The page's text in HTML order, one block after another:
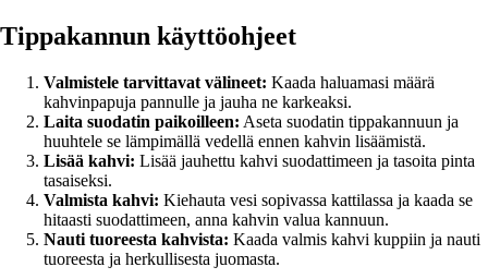
Tippakannun käyttöohjeet
Valmistele tarvittavat välineet: Kaada haluamasi määrä
kahvinpapuja pannulle ja jauha ne karkeaksi.
Laita suodatin paikoilleen: Aseta suodatin tippakannuun ja
huuhtele se lämpimällä vedellä ennen kahvin lisäämistä.
Lisää kahvi: Lisää jauhettu kahvi suodattimeen ja tasoita pinta
tasaiseksi.
Valmista kahvi: Kiehauta vesi sopivassa kattilassa ja kaada se
hitaasti suodattimeen, anna kahvin valua kannuun.
Nauti tuoreesta kahvista: Kaada valmis kahvi kuppiin ja nauti
tuoreesta ja herkullisesta juomasta.